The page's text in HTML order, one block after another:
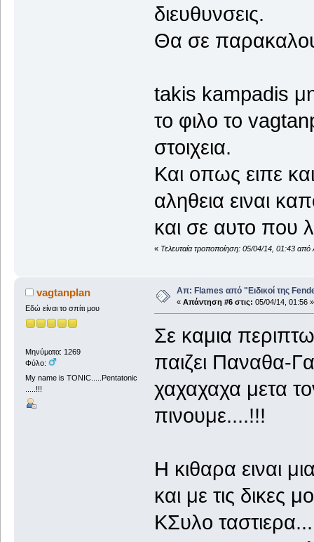
διευθυνσεις.
Θα σε
takis kampadis
το φιλο το
στοιχεια.
Και οπως ειπε
αληθεια ειναι
και σε αυτο που
« Τελευταία τροποποίηση: 05/04/14, 01:43
vagtanplan
Εδώ είναι το σπίτι μου
Μηνύματα: 1269
Φύλο:
My name is TONIC.....Pentatonic
.....!!!
Απ: Flames από "Ειδικοί της
« Απάντηση #6 στις: 05/04/14, 01:56 »
Σε καμια
παιζει Παναθα-
χαχαχαχα μετα
πινουμε....!!!
Η κιθαρα ειναι
και με τις δικες
ΚΣυλο